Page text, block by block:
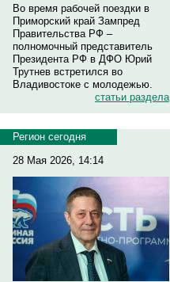
Во время рабочей поездки в
Приморский край Зампред
Правительства РФ –
полномочный представитель
Президента РФ в ДФО Юрий
Трутнев встретился во
Владивостоке с молодежью.
статьи раздела
Регион сегодня
28 Мая 2026, 14:14